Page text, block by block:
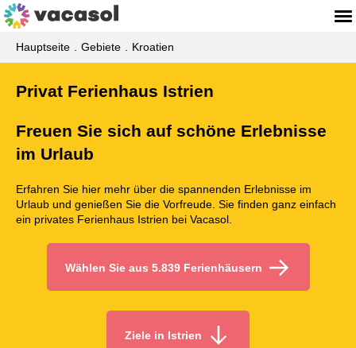
Hauptseite Gebiete Kroatien
Privat Ferienhaus Istrien
Freuen Sie sich auf schöne Erlebnisse
im Urlaub
Erfahren Sie hier mehr über die spannenden Erlebnisse im
Urlaub und genießen Sie die Vorfreude. Sie finden ganz einfach
ein privates Ferienhaus Istrien bei Vacasol.
Wählen Sie aus 5.839 Ferienhäusern
Ziele in Istrien